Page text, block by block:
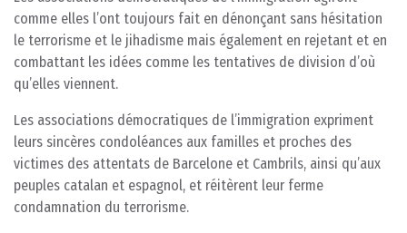
comme elles l’ont toujours fait en dénonçant sans hésitation
le terrorisme et le jihadisme mais également en rejetant et en
combattant les idées comme les tentatives de division d’où
qu’elles viennent.
Les associations démocratiques de l’immigration expriment
leurs sincères condoléances aux familles et proches des
victimes des attentats de Barcelone et Cambrils, ainsi qu’aux
peuples catalan et espagnol, et réitèrent leur ferme
condamnation du terrorisme.